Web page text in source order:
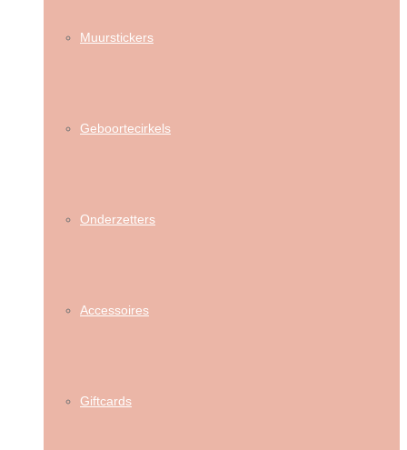
Muurstickers
Geboortecirkels
Onderzetters
Accessoires
Giftcards